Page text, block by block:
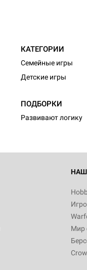
КАТЕГОРИИ
Семейные игры
Детские игры
ПОДБОРКИ
Развивают логику
Мир